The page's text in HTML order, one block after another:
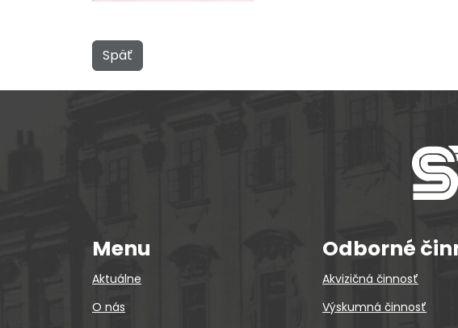
Späť
Menu
Aktuálne
O nás
Odborné
Akvizičná činnosť
Výskumná činnosť